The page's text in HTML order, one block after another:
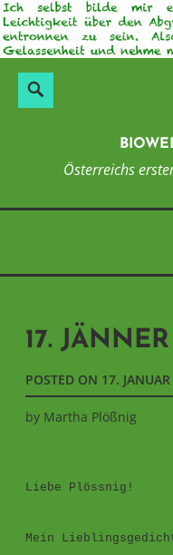
Skip
to
content
Search
Österreichs
17.
POSTED ON 17.
by Martha Plößnig
Liebe Plössnig!
Mein